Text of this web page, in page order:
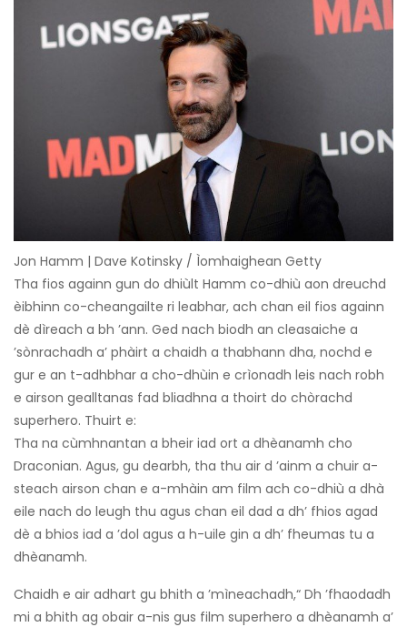
Jon Hamm | Dave Kotinsky / Ìomhaighean Getty
Tha fios againn gun do dhiùlt Hamm co-dhiù aon dreuchd
èibhinn co-cheangailte ri leabhar, ach chan eil fios againn
dè dìreach a bh ’ann. Ged nach biodh an cleasaiche a
’sònrachadh a’ phàirt a chaidh a thabhann dha, nochd e
gur e an t-adhbhar a cho-dhùin e crìonadh leis nach robh
e airson gealltanas fad bliadhna a thoirt do chòrachd
superhero. Thuirt e:
Tha na cùmhnantan a bheir iad ort a dhèanamh cho
Draconian. Agus, gu dearbh, tha thu air d ’ainm a chuir a-
steach airson chan e a-mhàin am film ach co-dhiù a dhà
eile nach do leugh thu agus chan eil dad a dh’ fhios agad
dè a bhios iad a ’dol agus a h-uile gin a dh’ fheumas tu a
dhèanamh.
Chaidh e air adhart gu bhith a ’mìneachadh,“ Dh ’fhaodadh
mi a bhith ag obair a-nis gus film superhero a dhèanamh a’